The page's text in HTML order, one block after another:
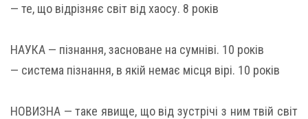
— те, що відрізняє світ від хаосу. 8 років
НАУКА — пізнання, засноване на сумніві. 10 років
— система пізнання, в якій немає місця вірі. 10 років
НОВИЗНА — таке явище, що від зустрічі з ним твій світ